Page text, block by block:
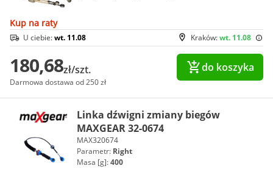
Kup na raty
Kraków:wt. 11.08
U ciebie:wt. 11.08
180,68zł/szt.
Darmowa dostawa od 250 zł
do koszyka
Linka dźwigni zmiany biegów
MAXGEAR 32-0674
MAX320674
Parametr: Right
Masa [g]:400